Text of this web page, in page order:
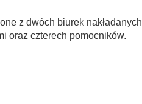
z dwóch biurek nakładanych
oraz czterech pomocników.